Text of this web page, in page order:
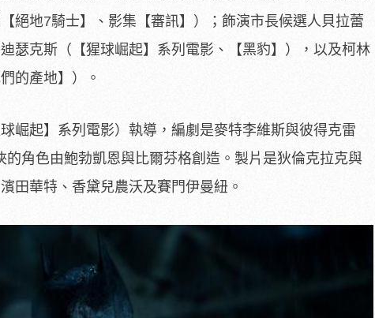
絕地7騎士】、 影集【審訊】）；飾演市長候選人貝拉蕾
瑟克斯（【猩球崛起】系列電影、【黑豹】）， 以及柯林
的產地】）。
崛起】系列電影）執導， 編劇是麥特李維斯與彼得克雷
的角色由鮑勃凱恩與比爾芬格創造。 製片是狄倫克拉克與
田華特、 香黛兒農沃及賽門伊曼紐。